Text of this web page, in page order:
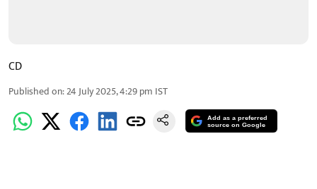
CD
Published on:24 July 2025, 4:29 pm IST
Add as a preferred
source on Google